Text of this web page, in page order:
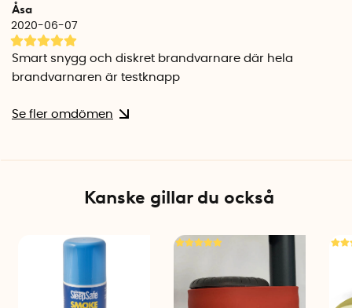
Åsa
2020-06-07
Smart snygg och diskret brandvarnare där hela
brandvarnaren är testknapp
Se fler omdömen
Kanske gillar du också